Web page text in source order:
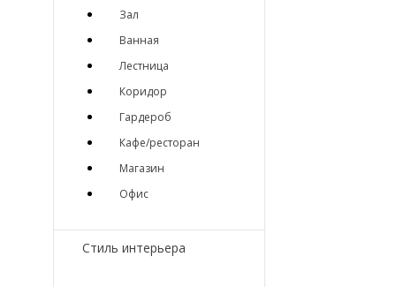
Зал
Ванная
Лестница
Коридор
Гардероб
Кафе/ресторан
Магазин
Офис
Стиль интерьера